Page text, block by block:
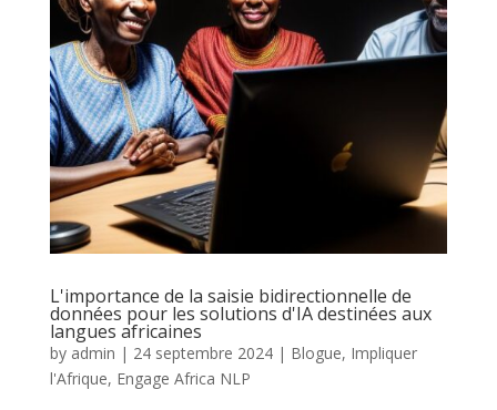
L'importance de la saisie bidirectionnelle de
données pour les solutions d'IA destinées aux
langues africaines
by admin | 24 septembre 2024| Blogue, Impliquer
l'Afrique, Engage Africa NLP